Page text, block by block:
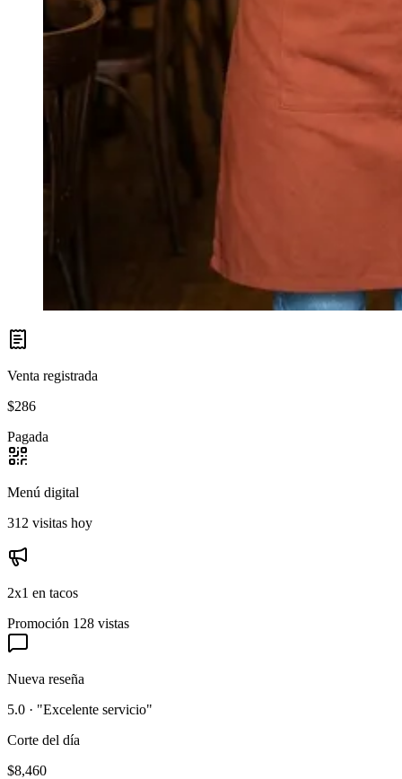
Venta registrada
$286
Pagada
Menú digital
312 visitas hoy
2x1 en tacos
Promoción 128 vistas
Nueva reseña
5.0 · "Excelente servicio"
Corte del día
$8,460